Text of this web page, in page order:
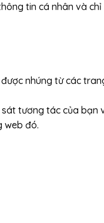
tin cá nhân và
nhúng từ các
tương tác của bạn
web đó.